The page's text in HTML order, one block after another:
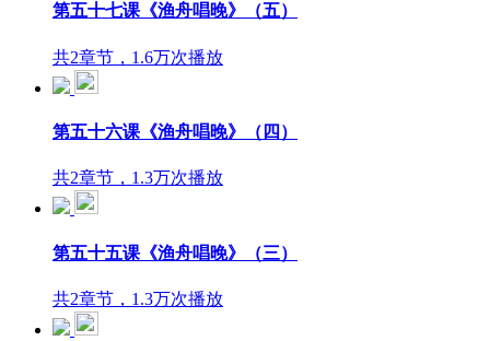
第五十七课《渔舟唱晚》（五）
共2章节，1.6万次播放
第五十六课《渔舟唱晚》（四）
共2章节，1.3万次播放
第五十五课《渔舟唱晚》（三）
共2章节，1.3万次播放